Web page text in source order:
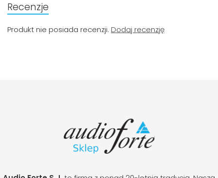
Recenzje
Produkt nie posiada recenzji. Dodaj recenzję